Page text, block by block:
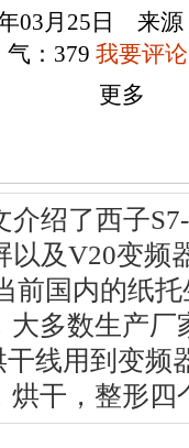
03月25日 来
气： 379 我要评
更多
了西子S7-
以及V20变频
国内的纸托
大多数生产
线用到变频
烘干，整形